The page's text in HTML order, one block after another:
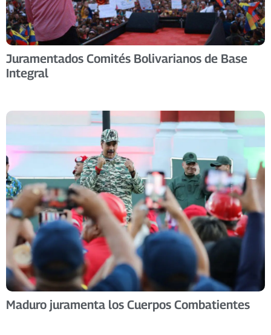
Juramentados Comités Bolivarianos de Base
Integral
Maduro juramenta los Cuerpos Combatientes